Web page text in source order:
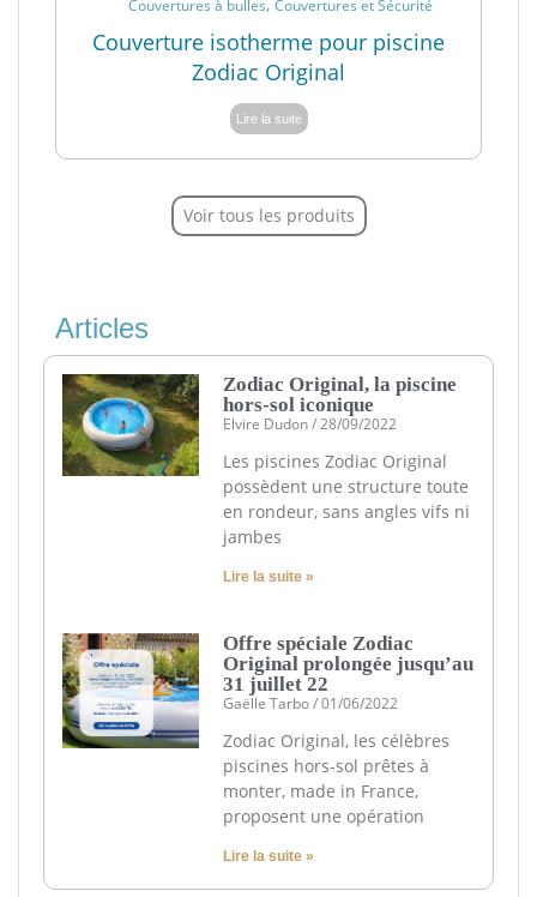
Couvertures à bulles Couvertures et Sécurité
Couverture isotherme pour piscine
Zodiac Original
Lire la suite
Voir tous les produits
Articles
Zodiac Original, la piscine
hors-sol iconique
Elvire Dudon 28/09/2022
Les piscines Zodiac Original
possèdent une structure toute
en rondeur, sans angles vifs ni
jambes
Lire la suite »
Offre spéciale Zodiac
Original prolongée jusqu’au
31 juillet 22
Gaëlle Tarbo 01/06/2022
Zodiac Original, les célèbres
piscines hors-sol prêtes à
monter, made in France,
proposent une opération
Lire la suite »